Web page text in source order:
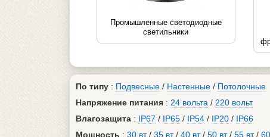
Промышленные светодиодные
светильники
По типу : Подвесные / Настенные / Потолочные
Напряжение питания : 24 вольта / 220 вольт
Влагозащита : IP67 / IP65 / IP54 / IP20 / IP66
Мощность : 30 вт/ 35 вт/ 40 вт/ 50 вт/ 55 вт/